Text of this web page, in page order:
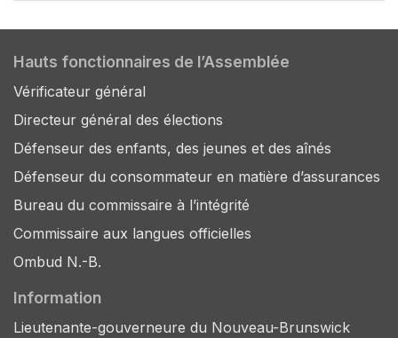
Hauts fonctionnaires de l’Assemblée
Vérificateur général
Directeur général des élections
Défenseur des enfants, des jeunes et des aînés
Défenseur du consommateur en matière d’assurances
Bureau du commissaire à l’intégrité
Commissaire aux langues officielles
Ombud N.-B.
Information
Lieutenante-gouverneure du Nouveau-Brunswick